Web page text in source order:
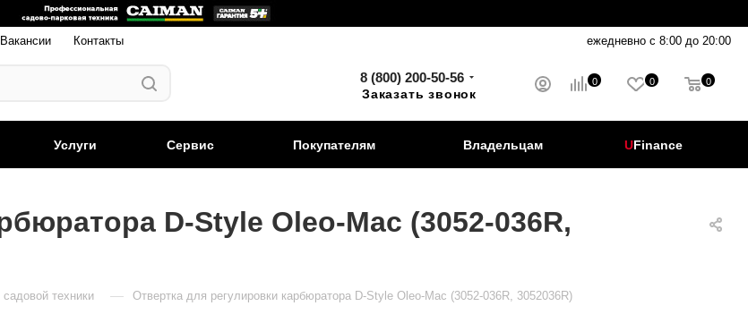
Вакансии Контакты ежедневно с 8:00 до 20:00
0 0 0
8 (800) 200-50-56
Заказать звонок
Услуги Сервис Покупателям Владельцам UFinance
D-Style Oleo-Mac (3052-036R,
техники — Отвертка для регулировки карбюратора D-Style Oleo-Mac (3052-036R, 3052036R)